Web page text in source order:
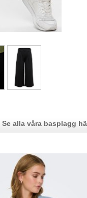
Se alla våra basplagg